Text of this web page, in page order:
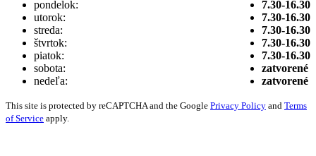
pondelok:
utorok:
streda:
štvrtok:
piatok:
sobota:
nedeľa:
7.30-16.30
7.30-16.30
7.30-16.30
7.30-16.30
7.30-16.30
zatvorené
zatvorené
This site is protected by reCAPTCHA and the Google Privacy Policy and Terms
of Service apply.